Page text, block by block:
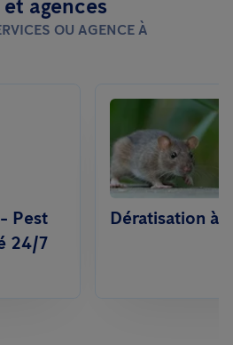
agences
OU AGENCE À
Pest
24/7
Dératisation à